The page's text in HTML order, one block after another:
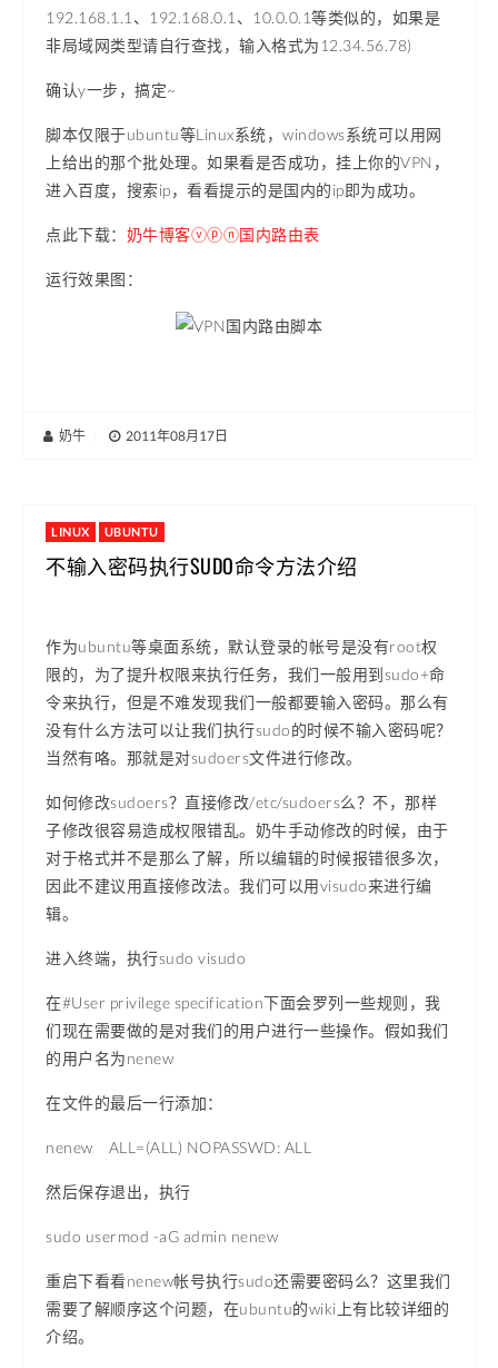
192.168.1.1、192.168.0.1、10.0.0.1等类似的，如果是
非局域网类型请自行查找，输入格式为12.34.56.78)
确认y一步，搞定~
脚本仅限于ubuntu等Linux系统，windows系统可以用网
上给出的那个批处理。如果看是否成功，挂上你的VPN，
进入百度，搜索ip，看看提示的是国内的ip即为成功。
点此下载： 奶牛博客ⓥⓟⓝ国内路由表
运行效果图：
奶牛 2011年08月17日
LINUX UBUNTU
不输入密码执行SUDO命令方法介绍
作为ubuntu等桌面系统，默认登录的帐号是没有root权
限的，为了提升权限来执行任务，我们一般用到sudo+命
令来执行，但是不难发现我们一般都要输入密码。那么有
没有什么方法可以让我们执行sudo的时候不输入密码呢？
当然有咯。那就是对sudoers文件进行修改。
如何修改sudoers？直接修改/etc/sudoers么？不，那样
子修改很容易造成权限错乱。奶牛手动修改的时候，由于
对于格式并不是那么了解，所以编辑的时候报错很多次，
因此不建议用直接修改法。我们可以用visudo来进行编
辑。
进入终端，执行sudo visudo
在#User privilege specification下面会罗列一些规则，我
们现在需要做的是对我们的用户进行一些操作。假如我们
的用户名为nenew
在文件的最后一行添加：
nenew ALL=(ALL) NOPASSWD: ALL
然后保存退出，执行
sudo usermod -aG admin nenew
重启下看看nenew帐号执行sudo还需要密码么？这里我们
需要了解顺序这个问题，在ubuntu的wiki上有比较详细的
介绍。